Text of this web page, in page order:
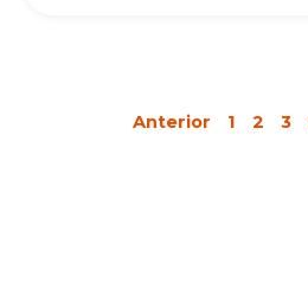
Anterior 1 2 3